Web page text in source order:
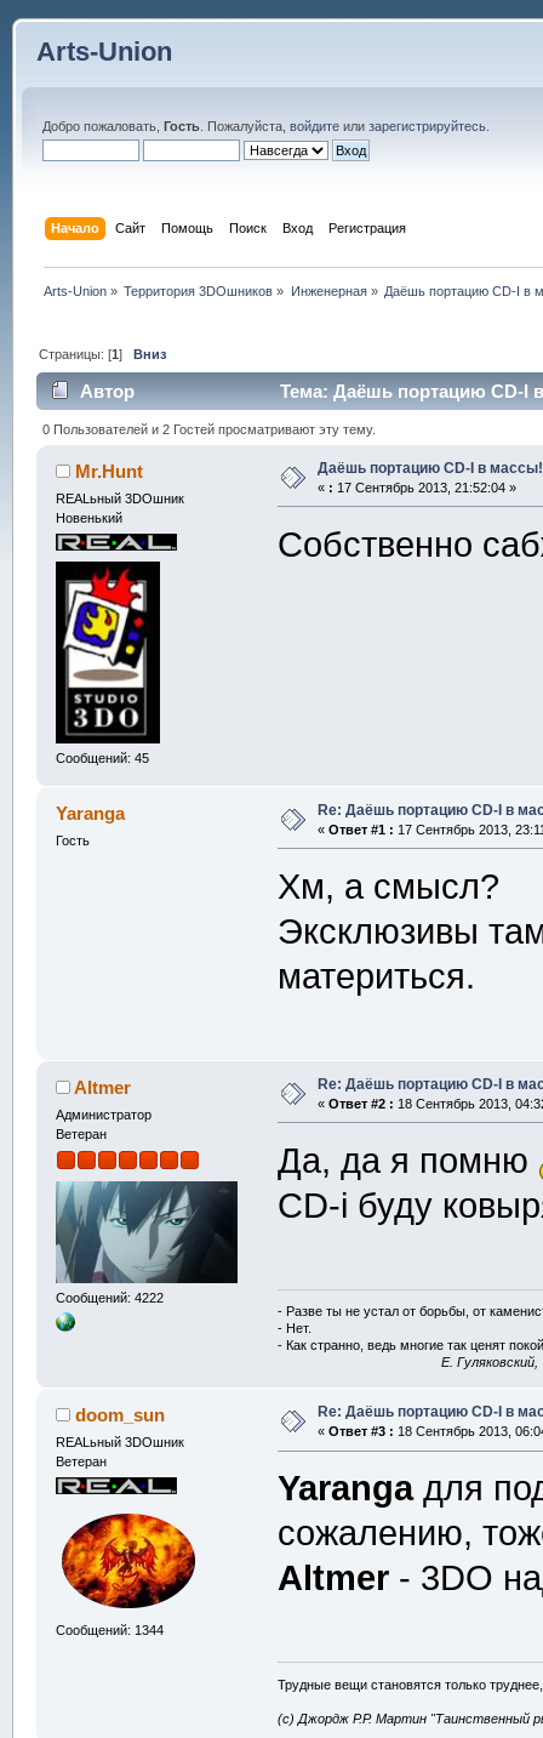
Arts-Union
Добро пожаловать, Гость. Пожалуйста, войдитеили зарегистрируйтесь.
Начало Сайт Помощь Поиск Вход Регистрация
Arts-Union » Территория 3DOшников » Инженерная» Даёшь портацию CD-I в
Страницы: [1]Вниз
Автор Тема: Даёшь портацию CD-I
0 Пользователей и 2 Гостей просматривают эту тему.
Mr.Hunt
REALьный 3DOшник
Новенький
Сообщений: 45
Даёшь портацию CD-I в
« : 17 Сентябрь 2013, 21:52:04 »
Собственно
Yaranga
Гость
Re: Даёшь портацию CD-I в
« Ответ #1 : 17 Сентябрь 2013,
Хм, а смысл?
Эксклюзивы
материться.
Altmer
Администратор
Ветеран
Сообщений: 4222
Re: Даёшь портацию CD-I в
« Ответ #2 : 18 Сентябрь 2013,
Да, да я помню
CD-i буду
- Разве ты не устал от борьбы, от
- Нет.
- Как странно, ведь многие так ценят
E.
doom_sun
REALьный 3DOшник
Ветеран
Сообщений: 1344
Re: Даёшь портацию CD-I в
« Ответ #3 : 18 Сентябрь 2013,
Yarangaдля
сожалению,
Altmer - 3DO
Трудные вещи становятся только
(с) Джордж Р.Р. Мартин "Таинственный